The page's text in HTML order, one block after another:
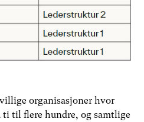
organisasjoner hvor
til flere hundre, og samtlige